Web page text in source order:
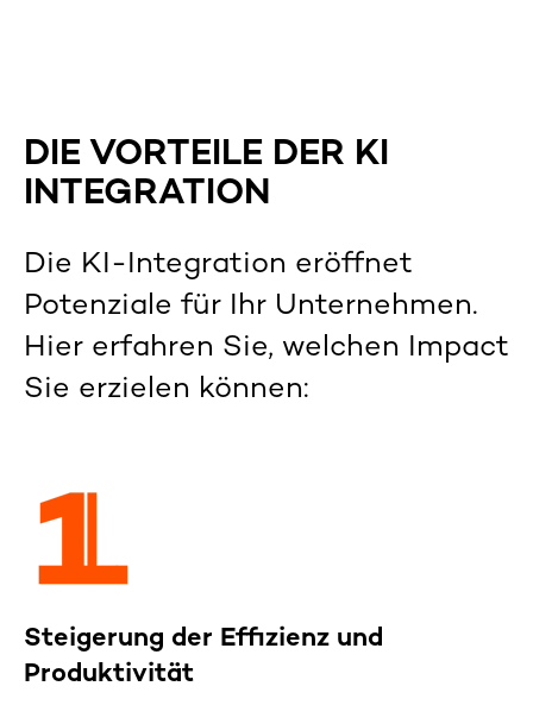
DIE VORTEILE DER KI
INTEGRATION
Die KI-Integration eröffnet
Potenziale für Ihr Unternehmen.
Hier erfahren Sie, welchen Impact
Sie erzielen können:
Steigerung der Effizienz und
Produktivität